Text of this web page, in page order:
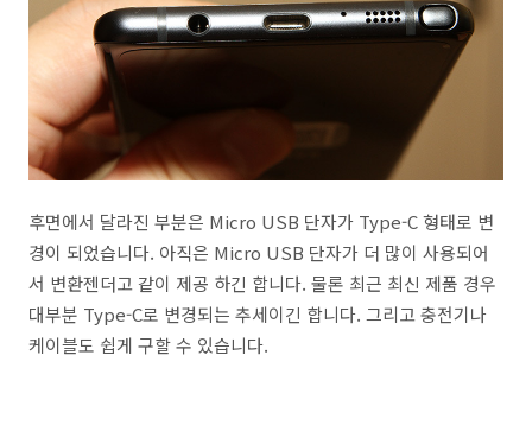
후면에서 달라진 부분은 Micro USB 단자가 Type-C 형태로 변
경이 되었습니다. 아직은 Micro USB 단자가 더 많이 사용되어
서 변환젠더고 같이 제공 하긴 합니다. 물론 최근 최신 제품 경우
대부분 Type-C로 변경되는 추세이긴 합니다. 그리고 충전기나
케이블도 쉽게 구할 수 있습니다.